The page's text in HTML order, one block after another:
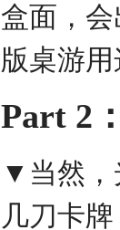
盒面，
版桌游
Part 2
▼当然，
几刀卡